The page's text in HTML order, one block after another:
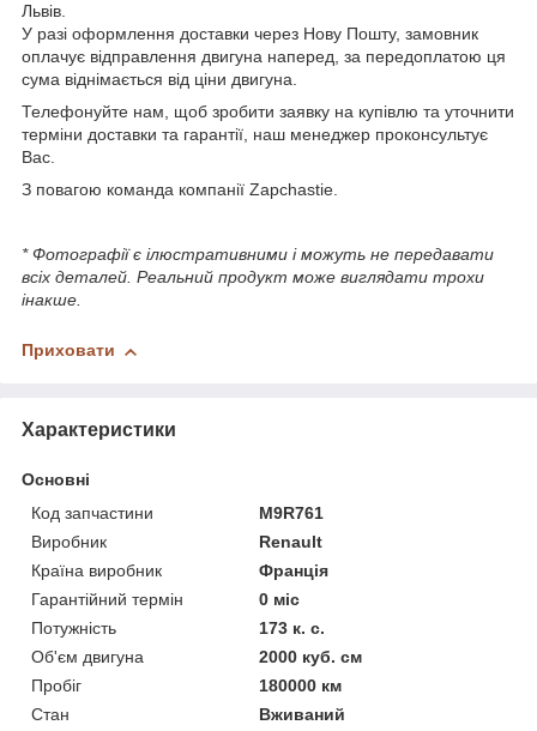
Львів.
У разі оформлення доставки через Нову Пошту, замовник
оплачує відправлення двигуна наперед, за передоплатою ця
сума віднімається від ціни двигуна.
Телефонуйте нам, щоб зробити заявку на купівлю та уточнити
терміни доставки та гарантії, наш менеджер проконсультує
Вас.
З повагою команда компанії Zapchastie.
* Фотографії є ілюстративними і можуть не передавати
всіх деталей. Реальний продукт може виглядати трохи
інакше.
Приховати
Характеристики
Основні
Код запчастини
M9R761
Виробник
Renault
Країна виробник
Франція
Гарантійний термін
0 міс
Потужність
173 к. с.
Об'єм двигуна
2000 куб. см
Пробіг
180000 км
Стан
Вживаний